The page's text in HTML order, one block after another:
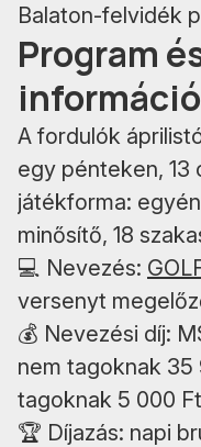
Balaton-felvidék
Program
A fordulók
egy pénteken, 13
játékforma:
minősítő, 18
💻 Nevezés:
versenyt
💰 Nevezési díj:
nem tagoknak 35
tagoknak 5 000
🏆 Díjazás: napi